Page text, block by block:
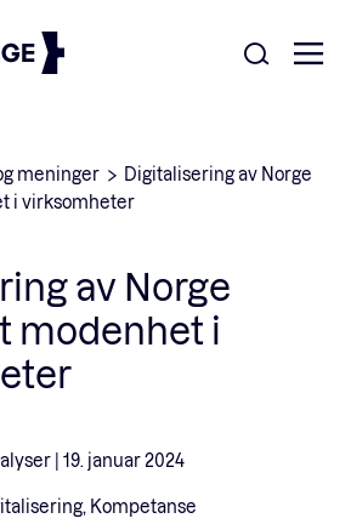
meninger
Digitalisering av Norge
i virksomheter
av Norge
modenhet i
| 19. januar 2024
Kompetanse